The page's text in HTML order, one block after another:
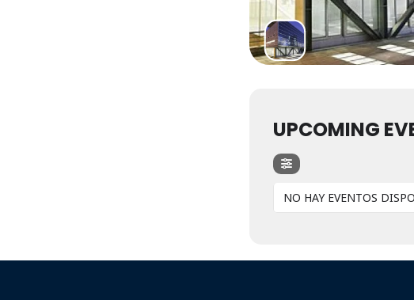
UPCOMING
NO HAY EVENTOS